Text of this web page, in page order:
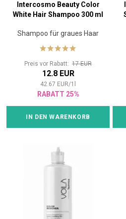
Intercosmo Beauty Color
White Hair Shampoo 300 ml
Shampoo für graues Haar
Preis vor Rabatt: 17 EUR
12.8 EUR
42.67 EUR/1
RABATT 25%
IN DEN WARENKORB